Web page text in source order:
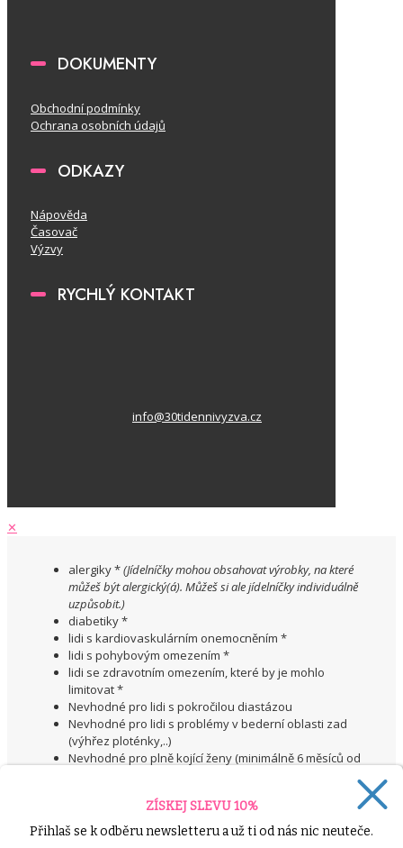
DOKUMENTY
Obchodní podmínky
Ochrana osobních údajů
ODKAZY
Nápověda
Časovač
Výzvy
RYCHLÝ KONTAKT
info@30tidennivyzva.cz
✕
alergiky *(Jídelníčky mohou obsahovat výrobky, na které
můžeš být alergický(á). Můžeš si ale jídelníčky individuálně
uzpůsobit.)
diabetiky *
lidi s kardiovaskulárním onemocněním *
lidi s pohybovým omezením *
lidi se zdravotním omezením, které by je mohlo
limitovat *
Nevhodné pro lidi s pokročilou diastázou
Nevhodné pro lidi s problémy v bederní oblasti zad
(výhřez ploténky,..)
Nevhodné pro plně kojící ženy (minimálně 6 měsíců od
při užívání antidepresiv *
vegany(Výzva není přizpůsobena tomuto specifickému
ZÍSKEJ SLEVU 10%
Přihlaš se k odběru newsletteru a už ti od nás nic neuteče.